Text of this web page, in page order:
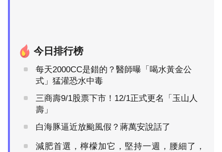
今日排行榜
每天2000CC是錯的？醫師曝「喝水黃金公
式」猛灌恐水中毒
三商壽9/1股票下市！12/1正式更名「玉山人
壽」
白海豚逼近放颱風假？蔣萬安說話了
減肥首選，檸檬加它，堅持一週，腰細了，